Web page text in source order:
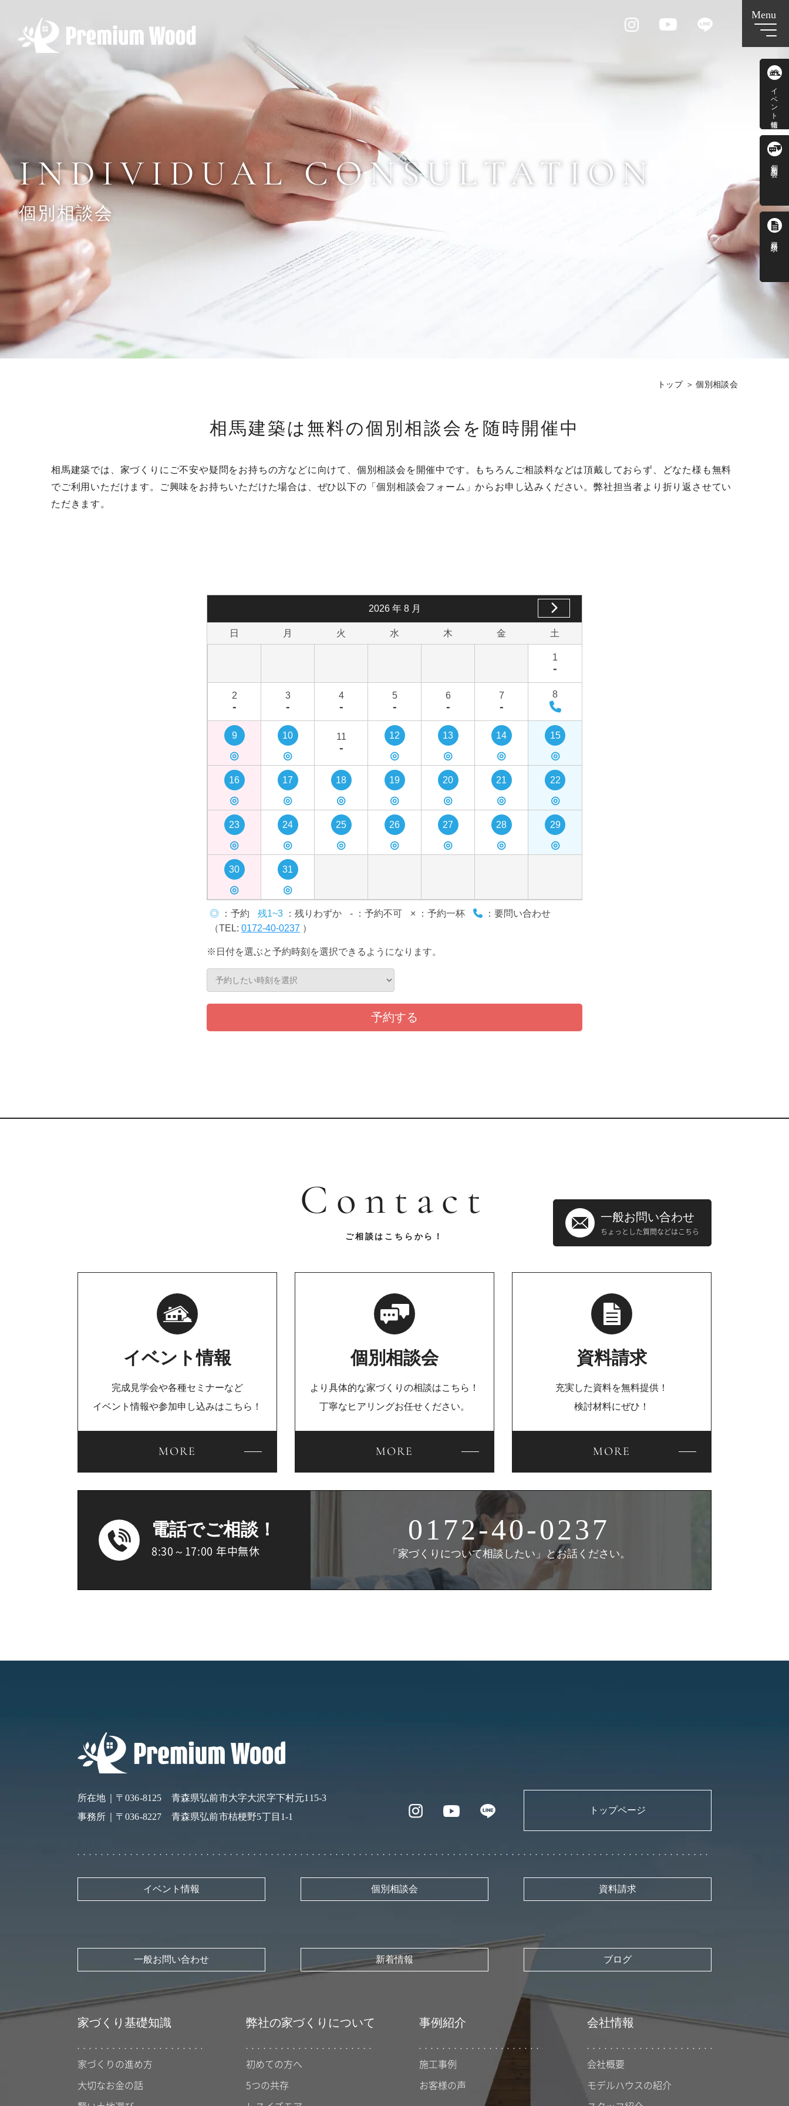
INDIVIDUALCONSULTATION
個別相談会
トップ 個別相談会
相馬建築は無料の個別相談会を随時開催中
相馬建築では、家づくりにご不安や疑問をお持ちの方などに向けて、個別相談会を開催中です。もちろんご相談料などは頂戴しておらず、どなた様も無料
でご利用いただけます。ご興味をお持ちいただけた場合は、ぜひ以下の「個別相談会フォーム」からお申し込みください。弊社担当者より折り返させてい
ただきます。
Contact
ご相談はこちらから！
一般お問い合わせ
ちょっとした質問などはこちら
イベント情報
完成見学会や各種セミナーなど
イベント情報や参加申し込みはこちら！
MORE
個別相談会
より具体的な家づくりの相談はこちら！
丁寧なヒアリングお任せください。
MORE
資料請求
充実した資料を無料提供！
検討材料にぜひ！
MORE
電話でご相談！
8:30～17:00 年中無休
0172-40-0237
「家づくりについて相談したい」 とお話ください。
所在地｜〒036-8125 青森県弘前市大字大沢字下村元115-3
事務所｜〒036-8227 青森県弘前市桔梗野5丁目1-1
トップページ
イベント情報 個別相談会 資料請求
一般お問い合わせ 新着情報 ブログ
家づくり基礎知識
家づくりの進め方
大切なお金の話
弊社の家づくりについて
初めての方へ
5つの共存
事例紹介
施工事例
お客様の声
会社情報
会社概要
モデルハウスの紹介
イベント情報